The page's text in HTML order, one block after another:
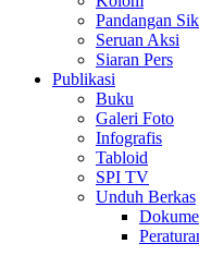
Pandangan
Seruan Aksi
Siaran Pers
Publikasi
Buku
Galeri Foto
Infografis
Tabloid
SPI TV
Unduh Berkas